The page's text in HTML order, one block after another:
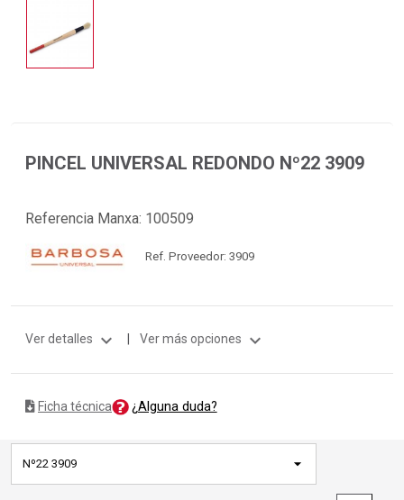
PINCEL UNIVERSAL REDONDO Nº22 3909
Referencia Manxa: 100509
Ref. Proveedor: 3909
Ver detalles expand_more Ver más opciones expand_more
Ficha técnica ¿Alguna duda?
Nº22 3909